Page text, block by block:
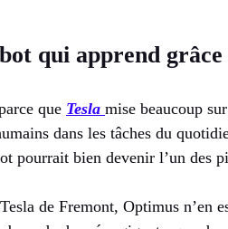
qui apprend grâce
que Tesla mise beaucoup sur
dans les tâches du
pourrait bien devenir l’un des
de Fremont, Optimus n’en